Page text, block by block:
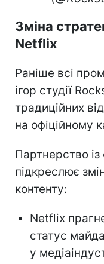
Зміна
Netflix
Раніше всі
ігор студії
традиційних
на офіційному
Партнерство
підкреслює
контенту:
Netflix
статус
у